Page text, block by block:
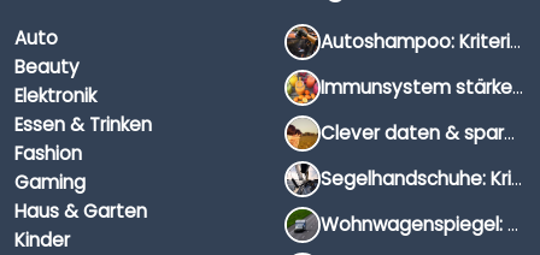
Auto
Beauty
Elektronik
Essen & Trinken
Fashion
Gaming
Haus & Garten
Kinder
Autoshampoo: Kriterien, Unterschiede & Anwendung
Immunsystem stärken: Hausmittel, Vitamine & Wissenswertes
Clever daten & sparen: So findest du die besten Deals für Dates und Unternehmungen
Segelhandschuhe: Kriterien, Materialien & Tipps
Wohnwagenspiegel: Auswahl, Preise & Montage